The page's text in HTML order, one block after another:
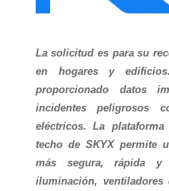
La solicitud es para su
en hogares y
proporcionado datos
incidentes peligrosos
eléctricos. La
techo de SKYX permite
más segura, rápida y
iluminación,